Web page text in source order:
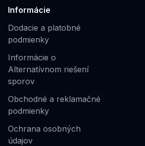
Informácie
Dodacie a platobné
podmienky
Informácie o
Alternatívnom riešení
sporov
Obchodné a reklamačné
podmienky
Ochrana osobných
údajov